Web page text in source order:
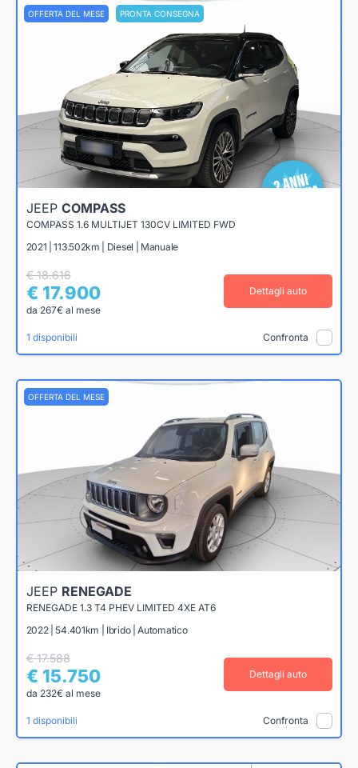
OFFERTA DEL MESE PRONTA CONSEGNA
JEEP COMPASS
COMPASS 1.6 MULTIJET 130CV LIMITED FWD
2021 | 113.502km | Diesel | Manuale
€ 18.616
€ 17.900
da 267€ al mese
Dettagli auto
1 disponibili Confronta
OFFERTA DEL MESE
JEEP RENEGADE
RENEGADE 1.3 T4 PHEV LIMITED 4XE AT6
2022 | 54.401km | Ibrido | Automatico
€ 17.588
€ 15.750
da 232€ al mese
Dettagli auto
1 disponibili Confronta